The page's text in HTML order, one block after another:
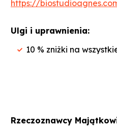
https://
Ulgi i uprawnienia:
10 % zniżki na
Rzeczoznawcy